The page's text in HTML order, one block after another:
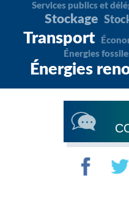
Services publics et
Stockage
Transport
Énergies
Énergies